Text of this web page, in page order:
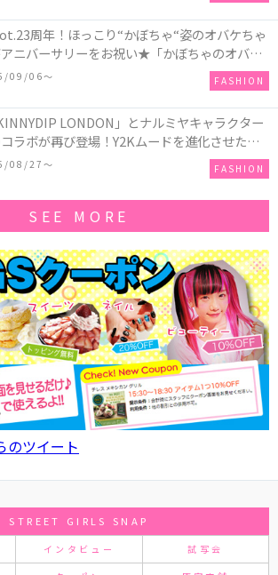
周年！ほっこり“かぼちゃ“姿のオバケちゃ
ニバーサリーをお祝い★「かぼちゃのオバケ
クセサリー」が新発売！Q-pot CAFE.では
ぼちゃのオバケーキプレート」も登場
09/06〜 FASHION
LONDON」とナルミヤキャラクター
ラボが再び登場！Y2Kムードを進化させた新
クションを発売♪
08/27〜 FASHION
SEE MORE
のツイート
STREET GIRLS SNAP
インタビュー 試写会